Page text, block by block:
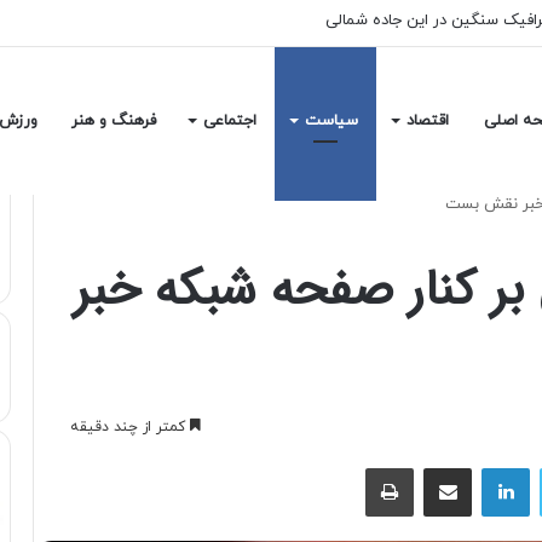
سنگین در این جاده شمالی
اصلی اقتصاد سیاست اجتماعی فرهنگ و هنر ورزش
نقش بست
کنار صفحه شبکه خبر
کمتر از چند دقیقه
لینکداین